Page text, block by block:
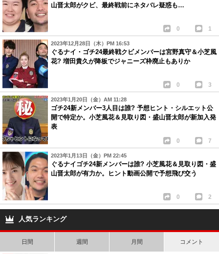
山晋太郎がクビ、最終戦前にネタバレ疑惑も…
0 1
2023年12月28日（木）PM 16:53
ぐるナイ・ゴチ24最終戦クビメンバーは宮野真守＆小芝風
花? 増田貴久が降板でジャニーズ枠廃止もありか
0 3
2023年1月20日（金）AM 11:28
ゴチ24新メンバー3人目は誰? 予想ヒント・シルエット公
開で特定か。小芝風花＆見取り図・盛山晋太郎が新加入発
表
0 7
2023年1月13日（金）PM 22:45
ぐるナイゴチ24新メンバーは誰? 小芝風花＆見取り図・盛
山晋太郎が有力か。ヒント動画公開で予想飛び交う
0 2
人気ランキング
日間 週間 月間 コメント